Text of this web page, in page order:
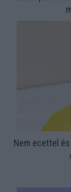
Nem ecettel